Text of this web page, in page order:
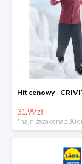
31.99 zł